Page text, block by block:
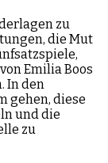
zu
die Mut
Emilia Boos
In den
gehen, diese
und die
zu